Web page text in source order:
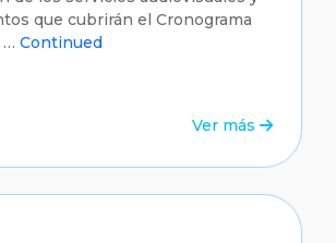
que cubrirán el Cronograma
…Continued
Ver más